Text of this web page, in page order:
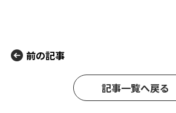
前の記事
記事一覧へ戻る